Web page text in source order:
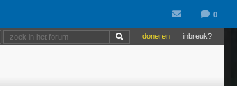
inbreuk?
doneren